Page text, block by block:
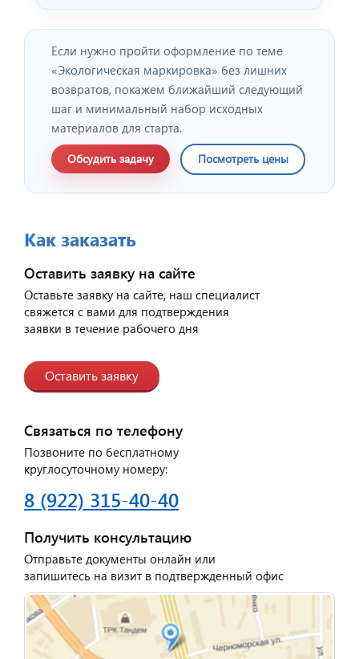
Если нужно пройти оформление по теме
«Экологическая маркировка» без лишних
возвратов, покажем ближайший следующий
шаг и минимальный набор исходных
материалов для старта.
Обсудить задачу Посмотреть цены
Как заказать
Оставить заявку на сайте
Оставьте заявку на сайте, наш специалист
свяжется с вами для подтверждения
заявки в течение рабочего дня
Оставить заявку
Связаться по телефону
Позвоните по бесплатному
круглосуточному номеру:
8 (922) 315-40-40
Получить консультацию
Отправьте документы онлайн или
запишитесь на визит в подтвержденный офис